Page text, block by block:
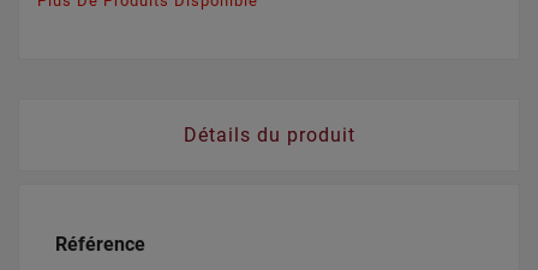
Détails du produit
Référence